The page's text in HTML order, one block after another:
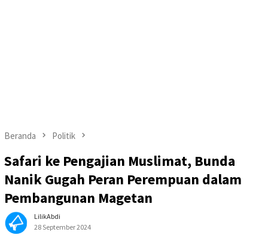
Beranda Politik
Safari ke Pengajian Muslimat, Bunda
Nanik Gugah Peran Perempuan dalam
Pembangunan Magetan
LilikAbdi
28 September 2024